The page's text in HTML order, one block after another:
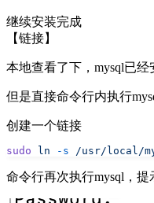
继续安装完成
【链接】
本地查看了下，mysql已经
但是直接命令行内执行
创建一个链接
sudo ln -s /usr/local/
命令行再次执行mysql，提